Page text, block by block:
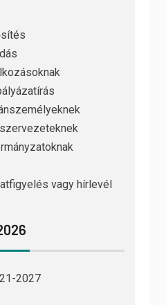
vagy hírlevél
2027